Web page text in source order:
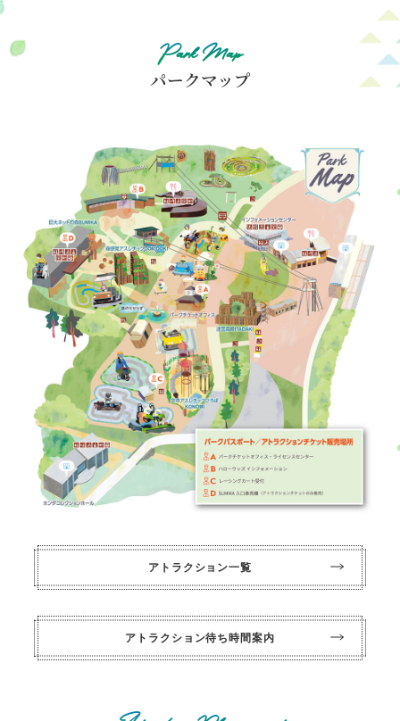
Park Map
パークマップ
アトラクション一覧
アトラクション待ち時間案内